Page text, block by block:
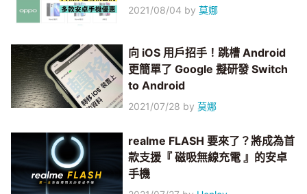
2021/08/04 by莫娜
向 iOS 用戶招手！跳槽 Android
更簡單了 Google 擬研發 Switch
to Android
2021/07/28 by莫娜
realme FLASH 要來了？將成為首
款支援『 磁吸無線充電 』的安卓
手機